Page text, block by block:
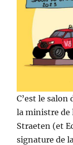
C’est le salon
la ministre de
Straeten (et
signature de